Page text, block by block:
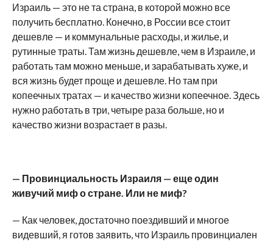
Израиль — это не та страна, в которой можно все
получить бесплатно. Конечно, в России все стоит
дешевле — и коммунальные расходы, и жилье, и
рутинные траты. Там жизнь дешевле, чем в Израиле, и
работать там можно меньше, и зарабатывать хуже, и
вся жизнь будет проще и дешевле. Но там при
копеечных тратах — и качество жизни копеечное. Здесь
нужно работать в три, четыре раза больше, но и
качество жизни возрастает в разы.
— Провинциальность Израиля — еще один
живучий миф о стране. Или не миф?
— Как человек, достаточно поездивший и многое
видевший, я готов заявить, что Израиль провинциален